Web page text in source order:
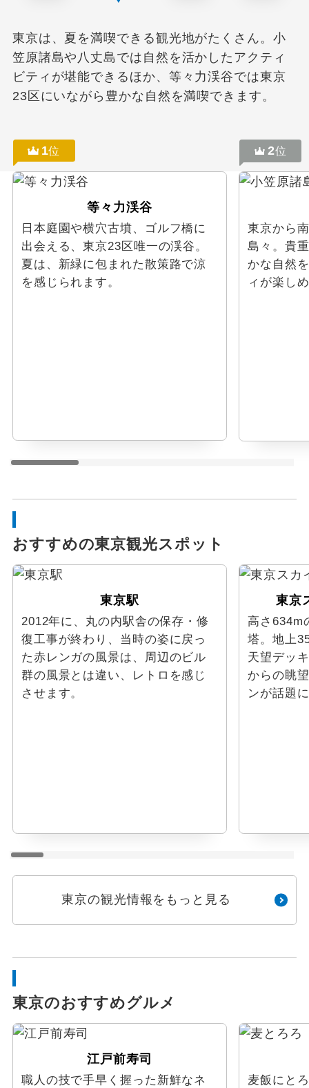
東京は、夏を満喫できる観光地がたくさん。小
笠原諸島や八丈島では自然を活かしたアクティ
ビティが堪能できるほか、等々力渓谷では東京
23区にいながら豊かな自然を満喫できます。
1位
等々力渓谷
日本庭園や横穴古墳、ゴルフ橋に
出会える、東京23区唯一の渓谷。
夏は、新緑に包まれた散策路で涼
を感じられます。
2位
東京から
島々。貴
かな自然
ィが楽し
おすすめの東京観光スポット
東京駅
2012年に、丸の内駅舎の保存・修
復工事が終わり、当時の姿に戻っ
た赤レンガの風景は、周辺のビル
群の風景とは違い、レトロを感じ
させます。
東京
高さ634m
塔。地上
天望デッ
からの眺
ンが話題
東京の観光情報をもっと見る
東京のおすすめグルメ
江戸前寿司
職人の技で手早く握った新鮮なネ
麦飯にと